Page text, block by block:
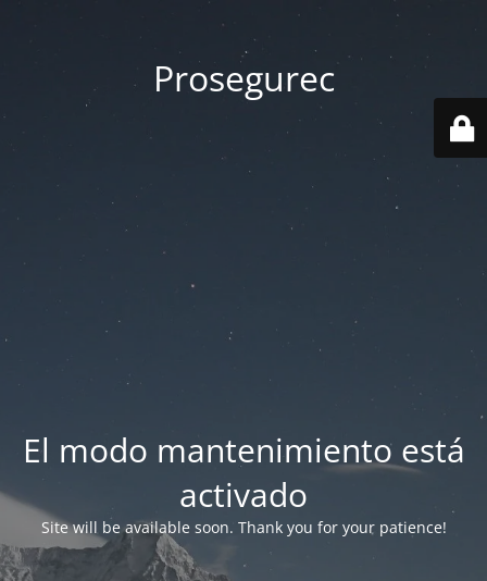
Prosegurec
El modo mantenimiento está
activado
Site will be available soon. Thank you for your patience!